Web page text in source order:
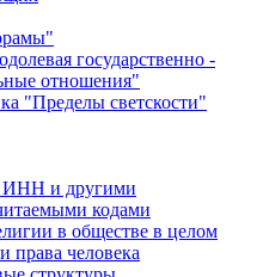
государственно -
отношения"
"Пределы светскости"
ИНН и другими
кодами
в обществе в целом
права человека